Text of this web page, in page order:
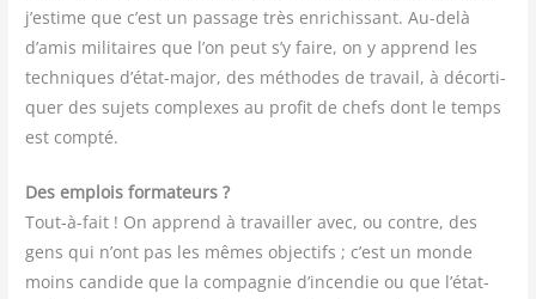
j’estime que c’est un pas­sage très enri­chis­sant. Au-delà
d’amis mili­taires que l’on peut s’y faire, on y apprend les
tech­niques d’état-major, des méthodes de tra­vail, à décor­ti­
quer des sujets com­plexes au pro­fit de chefs dont le temps
est compté.
Des emplois for­ma­teurs ?
Tout-à-fait ! On apprend à tra­vailler avec, ou contre, des
gens qui n’ont pas les mêmes objec­tifs ; c’est un monde
moins can­dide que la com­pa­gnie d’incendie ou que l’état-